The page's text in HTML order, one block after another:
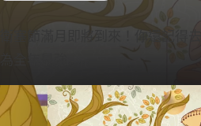
衛塞節滿月即將到來！你還記得